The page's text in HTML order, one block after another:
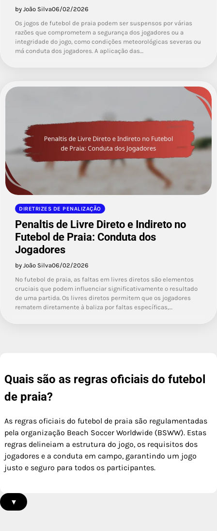
by João Silva06/02/2026
Os jogos de futebol de praia podem ser suspensos por várias
razões que comprometem a segurança dos jogadores ou a
integridade do jogo, como condições meteorológicas severas ou
má conduta dos jogadores. A aplicação das…
DIRETRIZES DE PENALIZAÇÃO
Penaltis de Livre Direto e Indireto no
Futebol de Praia: Conduta dos
Jogadores
by João Silva06/02/2026
No futebol de praia, as faltas em livres diretos são elementos
cruciais que podem influenciar significativamente o resultado
de uma partida. Os livres diretos permitem que os jogadores
rematem diretamente à baliza por faltas específicas,…
Quais são as regras oficiais do futebol
de praia?
As regras oficiais do futebol de praia são regulamentadas
pela organização Beach Soccer Worldwide (BSWW). Estas
regras delineiam a estrutura do jogo, os requisitos dos
jogadores e a conduta em campo, garantindo um jogo
justo e seguro para todos os participantes.
▾